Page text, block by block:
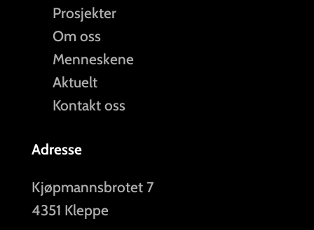
Prosjekter
Om oss
Menneskene
Aktuelt
Kontakt oss
Adresse
Kjøpmannsbrotet 7
4351 Kleppe